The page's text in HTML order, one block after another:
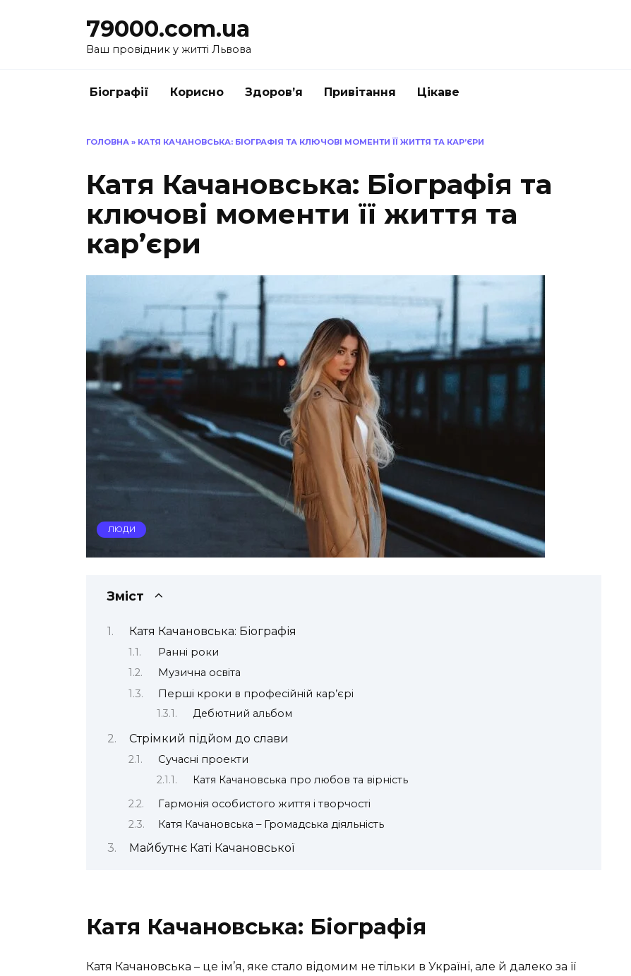
79000.com.ua
Ваш провідник у житті Львова
Біографії Корисно Здоров’я Привітання Цікаве
ГОЛОВНА » КАТЯ КАЧАНОВСЬКА: БІОГРАФІЯ ТА КЛЮЧОВІ МОМЕНТИ ЇЇ ЖИТТЯ ТА КАР’ЄРИ
Катя Качановська: Біографія та
ключові моменти її життя та
кар’єри
ЛЮДИ
Зміст
Катя Качановська: Біографія
Ранні роки
Музична освіта
Перші кроки в професійній кар’єрі
Дебютний альбом
Стрімкий підйом до слави
Сучасні проекти
Катя Качановська про любов та вірність
Гармонія особистого життя і творчості
Катя Качановська – Громадська діяльність
Майбутнє Каті Качановської
Катя Качановська: Біографія
Катя Качановська – це ім’я, яке стало відомим не тільки в Україні, але й далеко за її